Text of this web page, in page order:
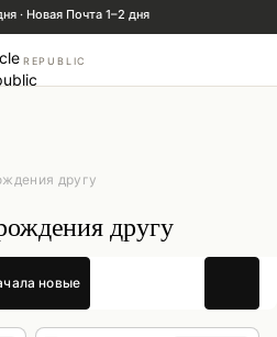
REPUBLIC
другу
другу
новые